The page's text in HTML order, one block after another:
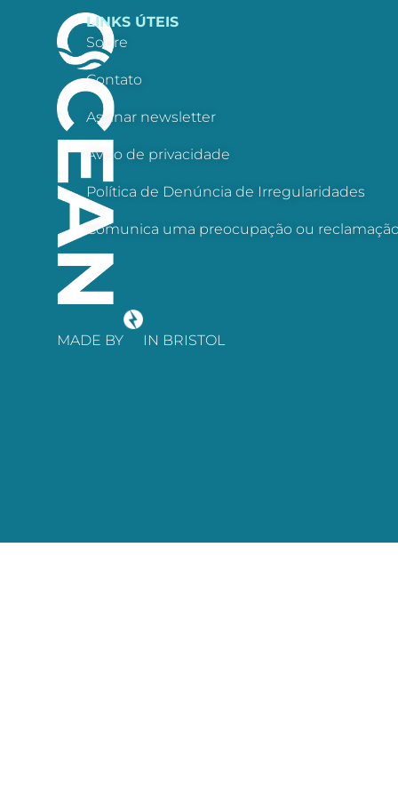
LINKS ÚTEIS
Sobre
Contato
Assinar newsletter
Aviso de privacidade
Política de Denúncia de Irregularidades
Comunica uma preocupação ou
MADE BY IN BRISTOL